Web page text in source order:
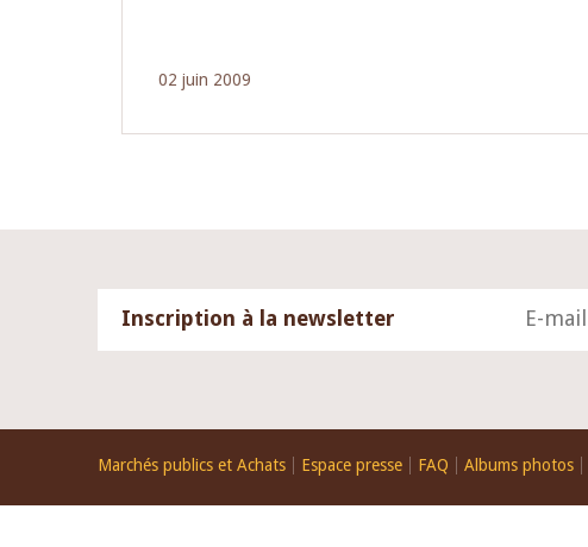
02 juin 2009
Inscription à la newsletter
Footer
menu
Marchés publics et Achats Espace presse FAQ Albums photos